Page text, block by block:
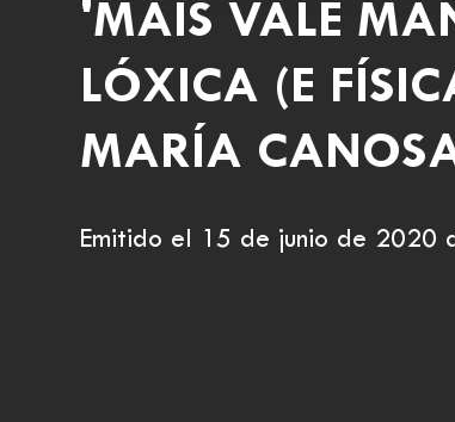
'MÁIS VALE
LÓXICA (E
MARÍA
Emitido el 15 de junio de 2020